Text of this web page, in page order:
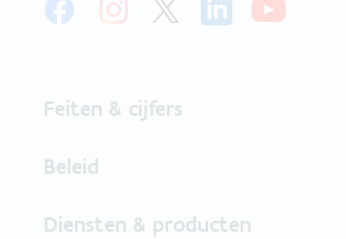
Feiten & cijfers
Beleid
Diensten & producten